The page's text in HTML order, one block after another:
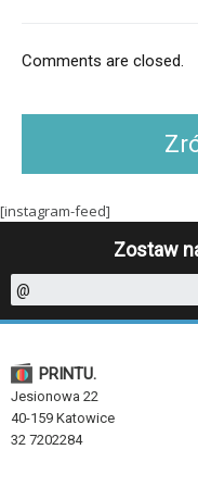
Comments are closed.
[instagram-feed]
Zostaw
PRINTU.
Jesionowa 22
40-159 Katowice
32 7202284